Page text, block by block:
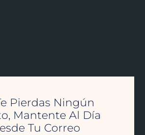
Pierdas Ningún
Mantente Al Día
Tu Correo